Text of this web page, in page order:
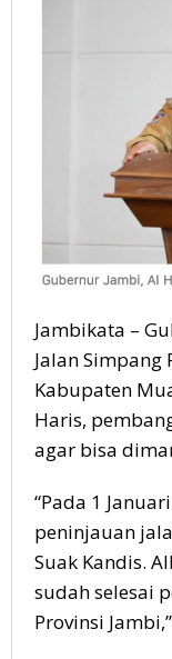
Jambikata –
Jalan Simpang
Kabupaten
Haris,
agar bisa
“Pada 1
peninjauan
Suak Kandis.
sudah selesai
Provinsi